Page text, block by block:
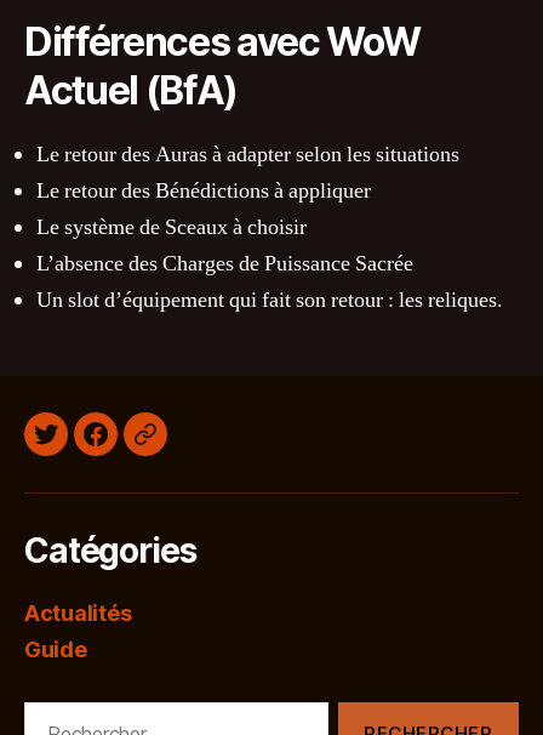
Différences avec WoW
Actuel (BfA)
Le retour des Auras à adapter selon les situations
Le retour des Bénédictions à appliquer
Le système de Sceaux à choisir
L’absence des Charges de Puissance Sacrée
Un slot d’équipement qui fait son retour : les reliques.
TwitterFacebook
Discord
Catégories
Actualités
Guide